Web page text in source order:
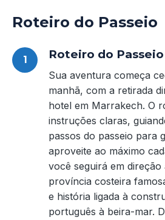
Roteiro do Passeio
Roteiro do Passeio
Sua aventura começa
manhã, com a retirada
hotel em Marrakech. O
instruções claras,
passos do passeio para
aproveite ao máximo
você seguirá em direção
província costeira
e história ligada à
português à beira-mar.